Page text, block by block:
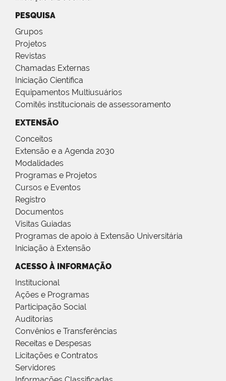
PESQUISA
Grupos
Projetos
Revistas
Chamadas Externas
Iniciação Científica
Equipamentos Multiusuários
Comitês institucionais de assessoramento
EXTENSÃO
Conceitos
Extensão e a Agenda 2030
Modalidades
Programas e Projetos
Cursos e Eventos
Registro
Documentos
Visitas Guiadas
Programas de apoio à Extensão Universitária
Iniciação à Extensão
ACESSO À INFORMAÇÃO
Institucional
Ações e Programas
Participação Social
Auditorias
Convênios e Transferências
Receitas e Despesas
Licitações e Contratos
Servidores